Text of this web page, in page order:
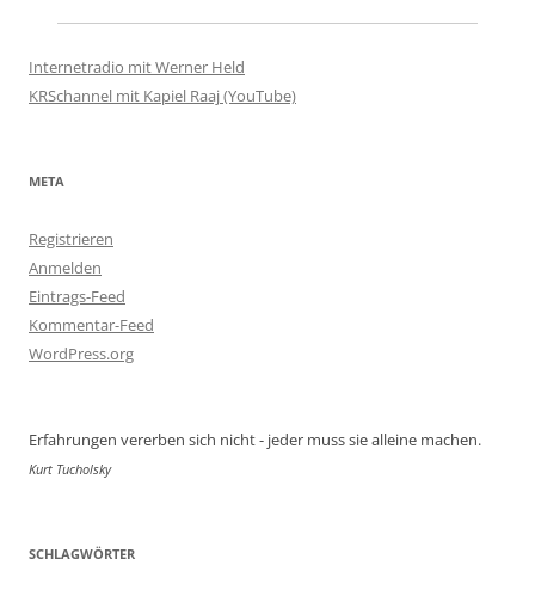
Internetradio mit Werner Held
KRSchannel mit Kapiel Raaj (YouTube)
META
Registrieren
Anmelden
Eintrags-Feed
Kommentar-Feed
WordPress.org
Erfahrungen vererben sich nicht - jeder muss sie alleine machen.
Kurt Tucholsky
SCHLAGWÖRTER